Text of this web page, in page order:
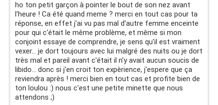
ho ton petit garçon à pointer le bout de son nez avant
l'heure ! Ca été quand meme ? merci en tout cas pour ta
réponse, en effet j'ai vu pas mal d'autre femme enceinte
pour qui c'était le même problème, et même si mon
conjoint essaye de comprendre, je sens qu'il est vraiment
vexer... je dort toujours avec lui malgré des nuits ou je dort
très mal et pareil avant c'était il n'y avait aucun soucis de
libido... donc si j'en croit ton expèrience, j'espere que ça
reviendra après ! merci bien en tout cas et profite bien de
ton loulou :) nous c'est une petite minette que nous
attendons ;)